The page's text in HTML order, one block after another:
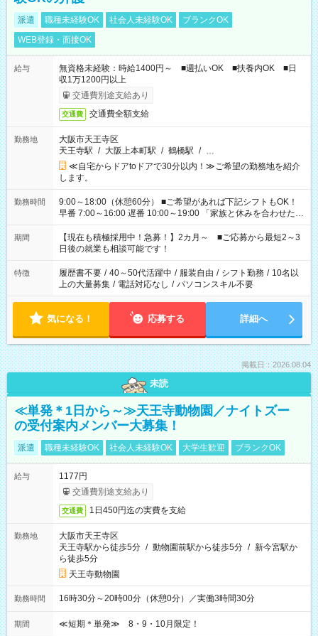
派遣 職種未経験OK 社会人未経験OK
ブランクOK
WEB登録・面接OK
給与
無資格未経験：時給1400円～ ■週払いOK ■扶養内OK ■日
収1万1200円以上
交通費別途支給あり
交通費 交通費全額支給
勤務地
大阪市天王寺区
天王寺駅 / 大阪上本町駅 / 鶴橋駅 / …
≪自宅からドアtoドアで30分以内！≫ご希望の勤務地を紹介
します。
勤務時間
9:00～18:00（休憩60分） ■ご希望があれば下記シフトもOK！
早番 7:00～16:00 遅番 10:00～19:00 「家族と休みを合わせた
い」 「余裕を持って夕飯の準備がしたい」 「できれば残業はし
たくない」 など、ご希望を教えてくださいね。 ※Wワーク希望
の方へ 今ご覧のお仕事で希望する勤務時間と、もう1つのお仕事
の勤務時間。 合計で週40時間を超える場合は応募できません。
期間
【現在も積極採用中！急募！】2カ月～ ■ご応募から最短2～3
日後の就業も相談可能です！
特徴 履歴書不要 / 40～50代活躍中 / 服装自由 / シフト勤務 / 10名以
上の大量募集 / 電話対応なし / パソコンスキル不要
気になる！ 応募する 詳細へ
掲載日：2026.08.04
未読
≪単発＊1日から～≫天王寺動物園／ナイトズー
の受付案内メンバー大募集！
派遣 職種未経験OK 社会人未経験OK 大学生歓迎 ブランクOK
給与
1177円
交通費別途支給あり
交通費 1日450円迄の実費を支給
勤務地
大阪市天王寺区
天王寺駅から徒歩5分 / 動物園前駅から徒歩5分 / 新今宮駅か
ら徒歩5分
天王寺動物園
勤務時間 16時30分～20時00分（休憩0分）／実働3時間30分
期間 ≪短期＊単発≫ 8・9・10月限定！